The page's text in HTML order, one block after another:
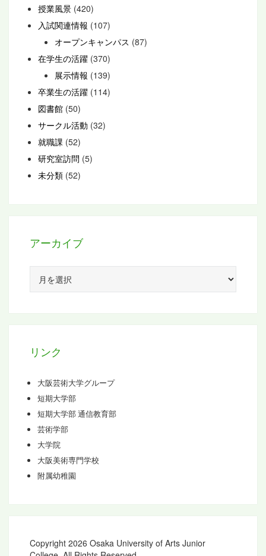
授業風景 (420)
入試関連情報 (107)
オープンキャンパス (87)
在学生の活躍 (370)
展示情報 (139)
卒業生の活躍 (114)
図書館 (50)
サークル活動 (32)
就職課 (52)
研究室訪問 (5)
未分類 (52)
アーカイブ
カ
リンク
大阪芸術大学グループ
短期大学部
短期大学部 通信教育部
芸術学部
大学院
大阪美術専門学校
附属幼稚園
Copyright 2026 Osaka University of Arts Junior